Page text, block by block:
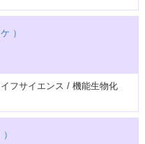
）
フサイエンス / 機能生物化